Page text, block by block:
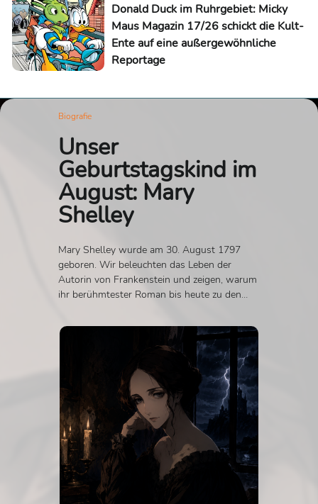
Donald Duck im Ruhrgebiet: Micky
Maus Magazin 17/26 schickt die Kult-
Ente auf eine außergewöhnliche
Reportage
Biografie
Unser
Geburtstagskind im
August: Mary
Shelley
Mary Shelley wurde am 30. August 1797
geboren. Wir beleuchten das Leben der
Autorin von Frankenstein und zeigen, warum
ihr berühmtester Roman bis heute zu den